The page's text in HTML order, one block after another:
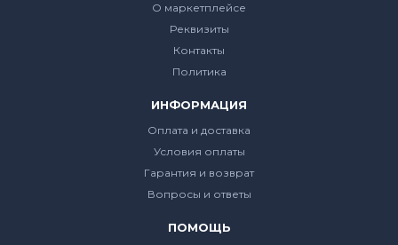
О маркетплейсе
Реквизиты
Контакты
Политика
ИНФОРМАЦИЯ
Оплата и доставка
Условия оплаты
Гарантия и возврат
Вопросы и ответы
ПОМОЩЬ